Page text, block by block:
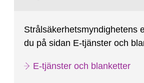
Strålsäkerhetsmyndighetens
du på sidan E-tjänster och
E-tjänster och blanketter